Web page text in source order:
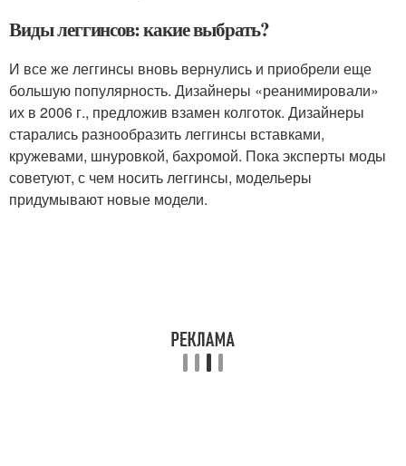
Виды леггинсов: какие выбрать?
И все же леггинсы вновь вернулись и приобрели еще
большую популярность. Дизайнеры «реанимировали»
их в 2006 г., предложив взамен колготок. Дизайнеры
старались разнообразить леггинсы вставками,
кружевами, шнуровкой, бахромой. Пока эксперты моды
советуют, с чем носить леггинсы, модельеры
придумывают новые модели.